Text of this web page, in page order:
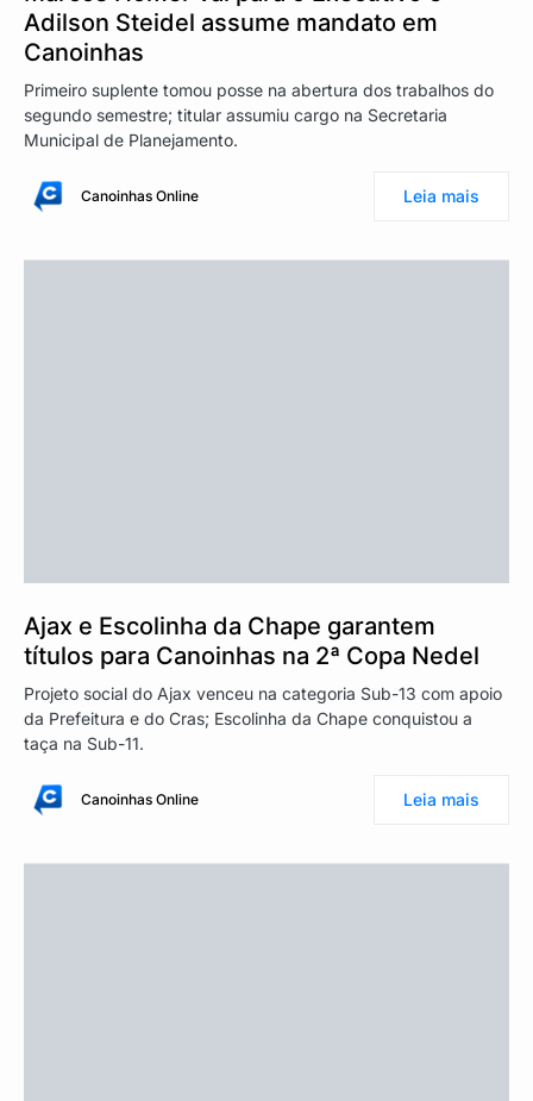
Adilson Steidel assume mandato em
Canoinhas
Primeiro suplente tomou posse na abertura dos trabalhos do
segundo semestre; titular assumiu cargo na Secretaria
Municipal de Planejamento.
Canoinhas Online Leia mais
Ajax e Escolinha da Chape garantem
títulos para Canoinhas na 2ª Copa Nedel
Projeto social do Ajax venceu na categoria Sub-13 com apoio
da Prefeitura e do Cras; Escolinha da Chape conquistou a
taça na Sub-11.
Canoinhas Online Leia mais